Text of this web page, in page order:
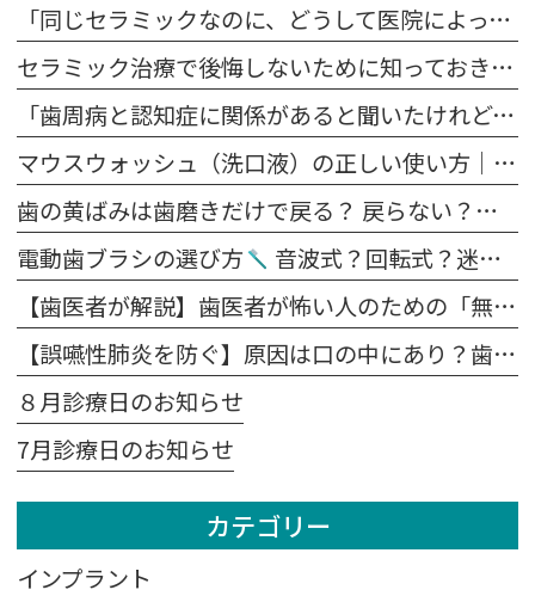
「同じセラミックなのに、どうして医院によって値段が違うの？」
セラミック治療で後悔しないために知っておきたい5つの注意点
「歯周病と認知症に関係があると聞いたけれど、本当？」
マウスウォッシュ（洗口液）の正しい使い方｜歯磨きの前？後？効果を高めるポイント
歯の黄ばみは歯磨きだけで戻る？ 戻らない？原因別に解説します
電動歯ブラシの選び方
音波式？回転式？迷ったらこれを見てください。
【歯医者が解説】歯医者が怖い人のための「無痛治療」の裏側｜麻酔の痛みを抑える4つの工夫
【誤嚥性肺炎を防ぐ】原因は口の中にあり？歯科医が教える予防法
８月診療日のお知らせ
7月診療日のお知らせ
カテゴリー
インプラント